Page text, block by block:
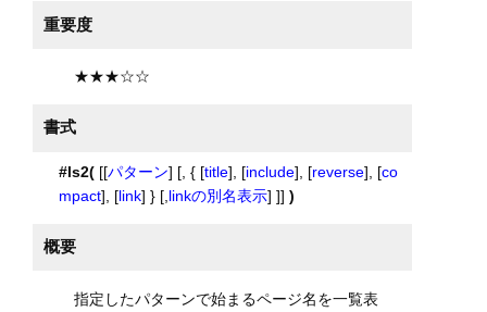
重要度
★★★☆☆
書式
#ls2([[パターン] [, { [title], [include], [reverse], [co
mpact], [link] } [, linkの別名表示] ]] )
概要
指定したパターンで始まるページ名を一覧表